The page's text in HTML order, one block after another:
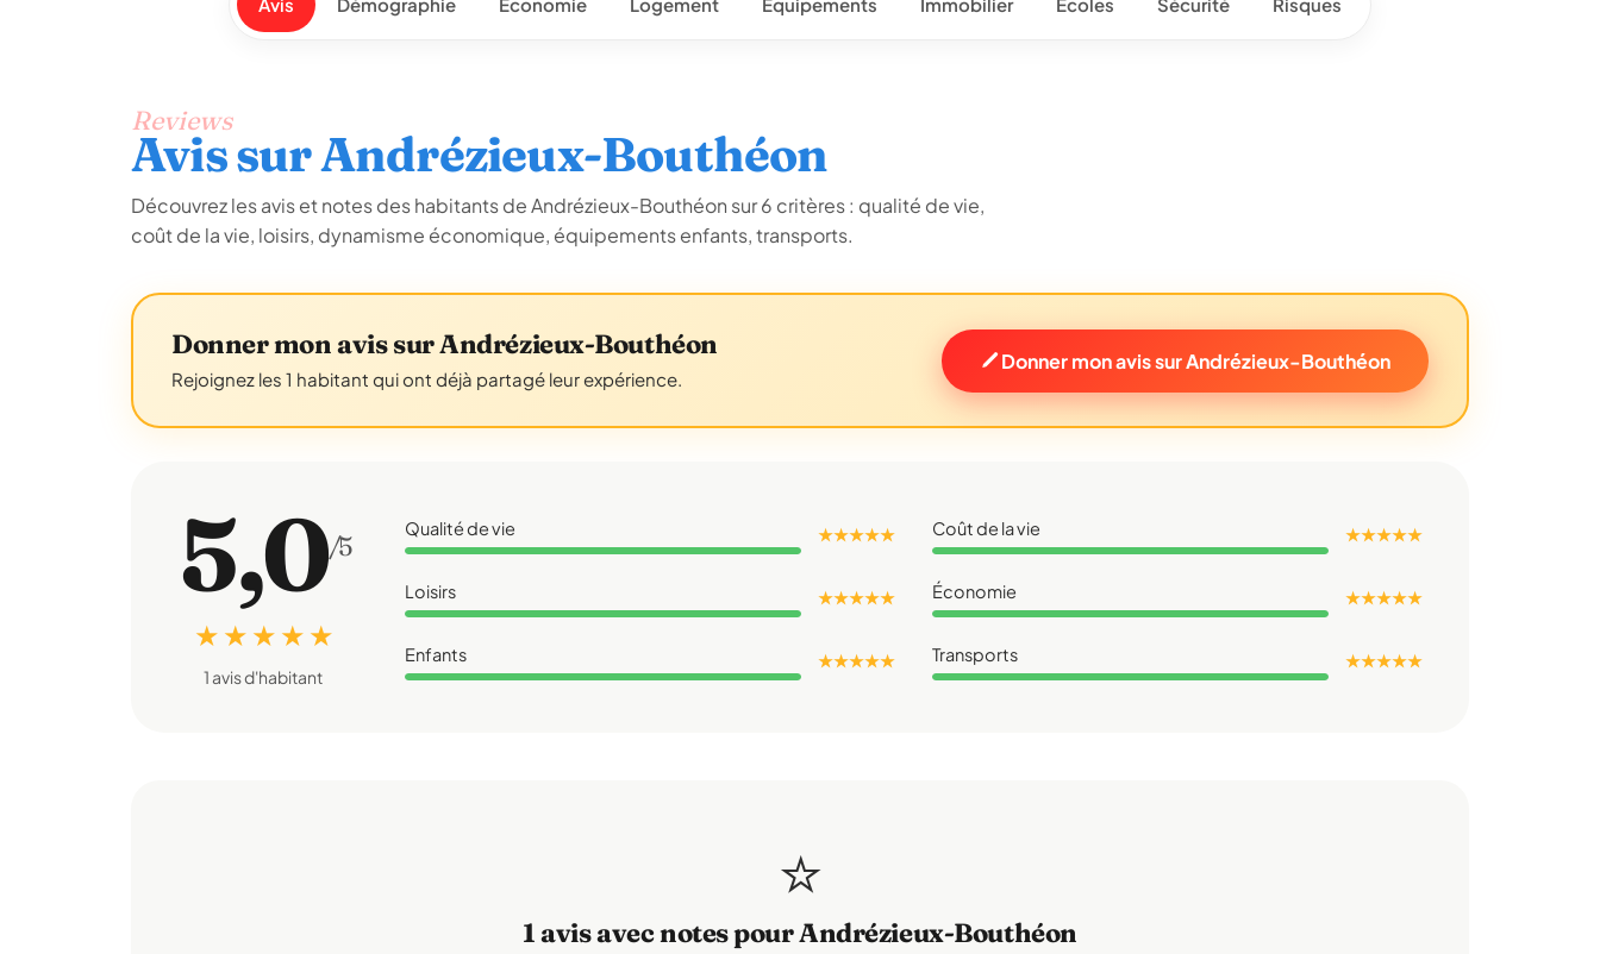
Reviews
Avis sur Andrézieux-Bouthéon
Découvrez les avis et notes des habitants de Andrézieux-Bouthéon sur 6 critères : qualité de vie,
coût de la vie, loisirs, dynamisme économique, équipements enfants, transports.
Donner mon avis sur Andrézieux-Bouthéon
Rejoignez les 1 habitant qui ont déjà partagé leur expérience.
Donner mon avis sur Andrézieux-Bouthéon
5,0/5
★ ★ ★ ★ ★
1 avis d'habitant
Qualité de vie ★ ★ ★ ★ ★ Coût de la vie ★ ★ ★ ★ ★
Loisirs ★ ★ ★ ★ ★ Économie ★ ★ ★ ★ ★
Enfants ★ ★ ★ ★ ★ Transports ★ ★ ★ ★ ★
⭐
1 avis avec notes pour Andrézieux-Bouthéon